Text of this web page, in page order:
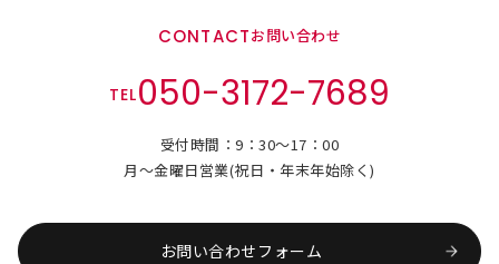
CONTACTお問い合わせ
TEL050-3172-7689
受付時間：9：30～17：00
月～金曜日営業(祝日・年末年始除く)
お問い合わせフォーム